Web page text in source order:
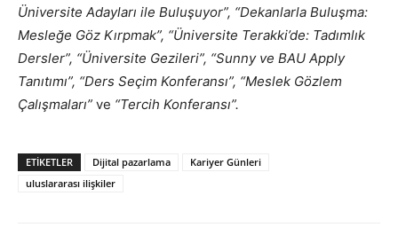
Üniversite Adayları ile Buluşuyor”, “Dekanlarla Buluşma:
Mesleğe Göz Kırpmak”, “Üniversite Terakki’de: Tadımlık
Dersler”, “Üniversite Gezileri”, “Sunny ve BAU Apply
Tanıtımı”, “Ders Seçim Konferansı”, “Meslek Gözlem
Çalışmaları” ve “Tercih Konferansı”.
ETIKETLER Dijital pazarlama
Kariyer Günleri
uluslararası ilişkiler